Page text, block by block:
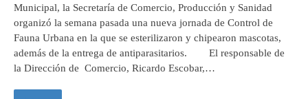
Municipal, la Secretaría de Comercio, Producción y Sanidad
organizó la semana pasada una nueva jornada de Control de
Fauna Urbana en la que se esterilizaron y chipearon mascotas,
además de la entrega de antiparasitarios. El responsable de
la Dirección de Comercio, Ricardo Escobar,…